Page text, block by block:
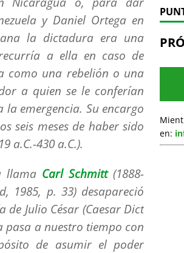
y Daniel Ortega en
la dictadura era una
a ella en caso de
como una rebelión o una
a quien se le conferían
emergencia. Su encargo
seis meses de haber sido
a.C.-430 a.C.).
llama Carl Schmitt(1888-
1985, p. 33) desapareció
Julio César (Caesar Dict
pasa a nuestro tiempo con
de asumir el poder
en: